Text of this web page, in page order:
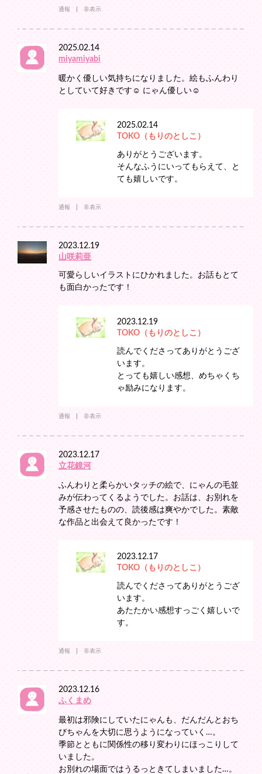
通報 非表示
2025.02.14
miyamiyabi
暖かく優しい気持ちになりました。絵もふんわり
としていて好きです☺ にゃん優しい☺
2025.02.14
TOKO（もりのとしこ）
ありがとうございます。
そんなふうにいってもらえて、と
ても嬉しいです。
通報 非表示
2023.12.19
山咲莉亜
可愛らしいイラストにひかれました。お話もとて
も面白かったです！
2023.12.19
TOKO（もりのとしこ）
読んでくださってありがとうござ
います。
とっても嬉しい感想、めちゃくち
ゃ励みになります。
通報 非表示
2023.12.17
立花鏡河
ふんわりと柔らかいタッチの絵で、にゃんの毛並
みが伝わってくるようでした。お話は、お別れを
予感させたものの、読後感は爽やかでした。素敵
な作品と出会えて良かったです！
2023.12.17
TOKO（もりのとしこ）
読んでくださってありがとうござ
います。
あたたかい感想すっごく嬉しいで
す。
通報 非表示
2023.12.16
ふくまめ
最初は邪険にしていたにゃんも、だんだんとおち
びちゃんを大切に思うようになっていく…。
季節とともに関係性の移り変わりにほっこりして
いました。
お別れの場面ではうるっときてしまいました…。